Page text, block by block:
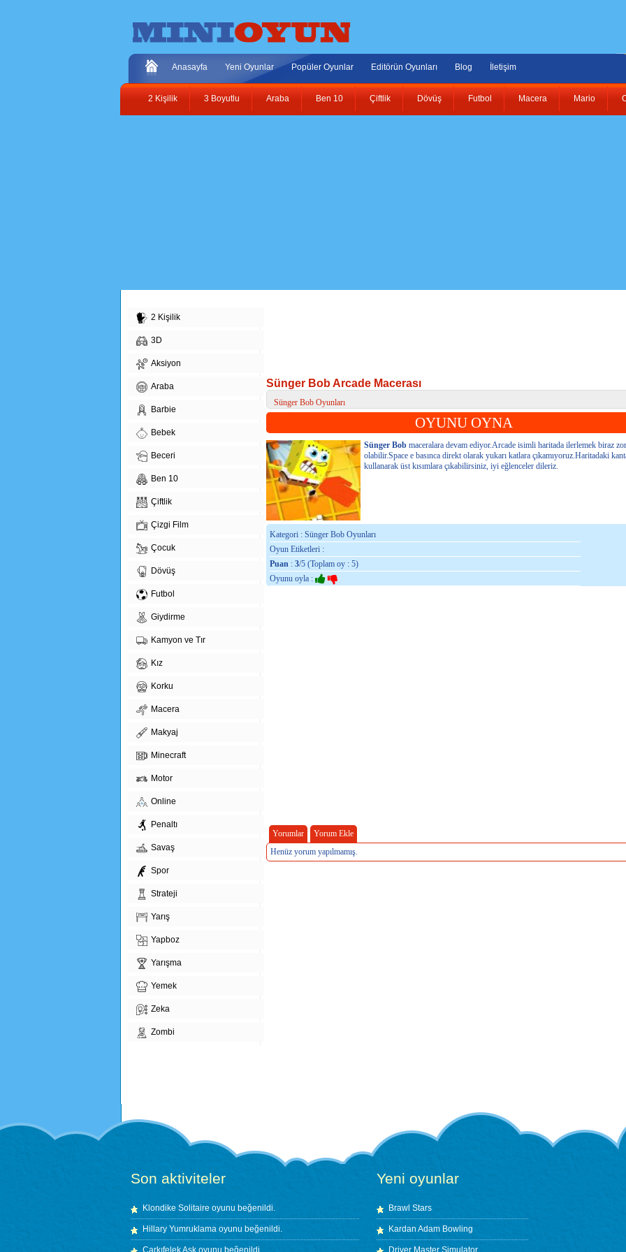
Anasayfa Yeni Oyunlar Popüler Oyunlar Editörün Oyunları Blog İletişim
2 Kişilik 3 Boyutlu Araba Ben 10 Çiftlik Dövüş Futbol Macera Mario
2 Kişilik
3D
Aksiyon
Araba
Barbie
Bebek
Beceri
Ben 10
Çiftlik
Çizgi Film
Çocuk
Dövüş
Futbol
Giydirme
Kamyon ve Tır
Kız
Korku
Macera
Makyaj
Minecraft
Motor
Online
Penaltı
Savaş
Spor
Strateji
Yarış
Yapboz
Yarışma
Yemek
Zeka
Zombi
Sünger Bob Arcade Macerası
Sünger Bob Oyunları
OYUNU OYNA
Sünger Bob maceralara devam ediyor.Arcade isimli haritada ilerlemek biraz zor
olabilir.Space e basınca direkt olarak yukarı katlara çıkamıyoruz.Haritadaki
kullanarak üst kısımlara çıkabilirsiniz, iyi eğlenceler dileriz.
Kategori : Sünger Bob Oyunları
Oyun Etiketleri :
Puan : 3/5 (Toplam oy : 5)
Oyunu oyla :
Yorumlar
Yorum Ekle
Henüz yorum yapılmamış.
Son aktiviteler
Klondike Solitaire oyunu beğenildi.
Hillary Yumruklama oyunu beğenildi.
Çarkıfelek Aşk oyunu beğenildi.
Yeni oyunlar
Brawl Stars
Kardan Adam Bowling
Driver Master Simulator